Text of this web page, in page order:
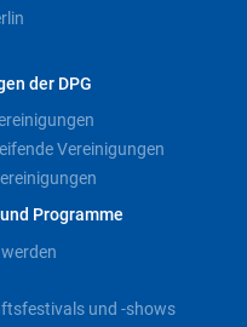
der DPG
Vereinigungen
Programme
und -shows